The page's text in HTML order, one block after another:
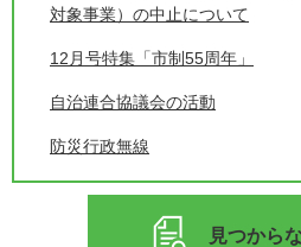
対象事業）の中止について
12月号特集「市制55周年」
自治連合協議会の活動
防災行政無線
見つから